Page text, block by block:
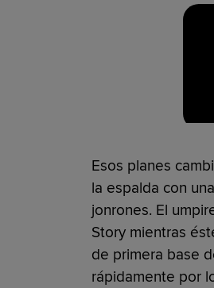
Esos planes
la espalda con
jonrones. El
Story mientras
de primera base
rápidamente por